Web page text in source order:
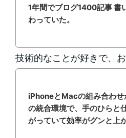
1年間でブログ1400記事 書
わっていた。
技術的なことが好きで、
iPhoneとMacの組み合わ
の統合環境で、手のひらと
がっていて効率がグンと上